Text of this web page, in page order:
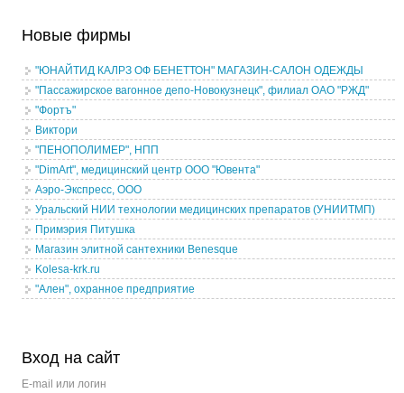
Новые фирмы
"ЮНАЙТИД КАЛРЗ ОФ БЕНЕТТОН" МАГАЗИН-САЛОН ОДЕЖДЫ
"Пассажирское вагонное депо-Новокузнецк", филиал ОАО "РЖД"
"Фортъ"
Виктори
"ПЕНОПОЛИМЕР", НПП
"DimArt", медицинский центр ООО "Ювента"
Аэро-Экспресс, ООО
Уральский НИИ технологии медицинских препаратов (УНИИТМП)
Примэрия Питушка
Магазин элитной сантехники Benesque
Kolesa-krk.ru
"Ален", охранное предприятие
Вход на сайт
E-mail или логин